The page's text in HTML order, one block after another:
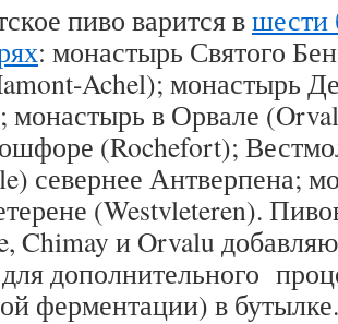
пиво варится вшести
: монастырь Святого
Achel); монастырь
монастырь в Орвале
(Rochefort);
севернее Антверпена;
(Westvleteren).
Chimay и Orvalu
дополнительного
ферментации) в бутылке.